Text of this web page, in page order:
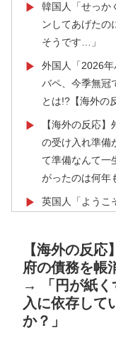
▶
韓国人「せっか
ンしてあげたの
そうです…」
▶
外国人「2026
バペ、今季無冠
とは!?【海外の
▶
【海外の反応
の受け入れ準備
て準備なんて一
がったのは何年
▶
英国人「ようこ
▶ 英国人「日本代
が浮上！現地
外の反応】
▶ 海外「日本のア
【海外の反
府の債務を帳
→ 「円が紙く
入に依存して
か？」